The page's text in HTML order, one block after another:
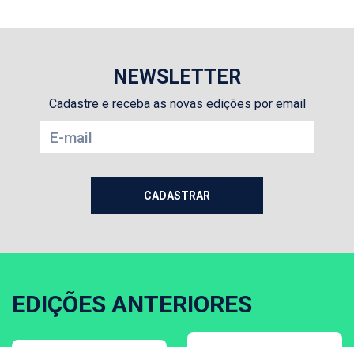
NEWSLETTER
Cadastre e receba as novas edições por email
EDIÇÕES ANTERIORES